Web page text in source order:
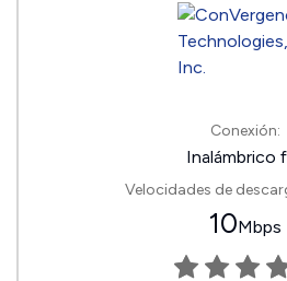
Conexión:
Inalámbrico
Velocidades de
10Mbps